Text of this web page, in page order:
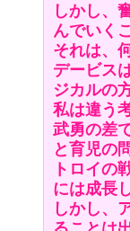
しかし、
んでいく
それは、
デービス
ジカルの
私は違う
武勇の差
と育児の
トロイの
には成長
しかし、